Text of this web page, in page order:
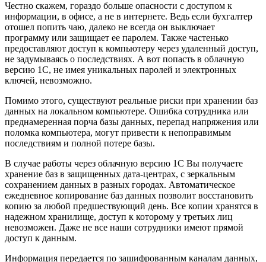
Честно скажем, гораздо больше опасности с доступом к
информации, в офисе, а не в интернете. Ведь если бухгалтер
отошел попить чаю, далеко не всегда он выключает
программу или защищает ее паролем. Также частенько
предоставляют доступ к компьютеру через удаленный доступ,
не задумываясь о последствиях. А вот попасть в облачную
версию 1С, не имея уникальных паролей и электронных
ключей, невозможно.
Помимо этого, существуют реальные риски при хранении баз
данных на локальном компьютере. Ошибка сотрудника или
преднамеренная порча базы данных, перепад напряжения или
поломка компьютера, могут привести к непоправимым
последствиям и полной потере базы.
В случае работы через облачную версию 1С Вы получаете
хранение баз в защищенных дата-центрах, с зеркальным
сохранением данных в разных городах. Автоматическое
ежедневное копирование баз данных позволит восстановить
копию за любой предшествующий день. Все копии хранятся в
надежном хранилище, доступ к которому у третьих лиц
невозможен. Даже не все наши сотрудники имеют прямой
доступ к данным.
Информация передается по зашифрованным каналам данных,